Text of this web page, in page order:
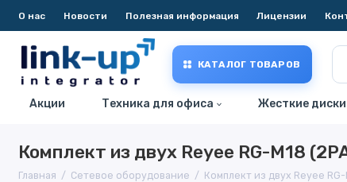
О нас Новости Полезная информация Лицензии
КАТАЛОГ ТОВАРОВ
Акции Техника для офиса Жесткие диски
Комплект из двух Reyee RG-M18
Главная Сетевое оборудование Комплект из двух Reyee RG-